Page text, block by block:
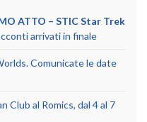
ATTO – STIC Star Trek
arrivati in finale
Comunicate le date
Club al Romics, dal 4 al 7